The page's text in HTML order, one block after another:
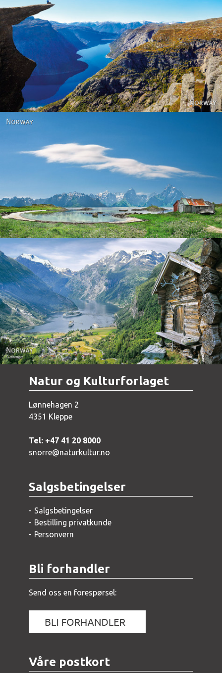
Norway
Norway - Geiranger
Natur og Kulturforlaget
Lønnehagen 2
4351 Kleppe
Tel: +47 41 20 8000
snorre@naturkultur.no
Salgsbetingelser
Salgsbetingelser
Bestilling privatkunde
Personvern
Bli forhandler
Send oss en forespørsel:
Våre postkort